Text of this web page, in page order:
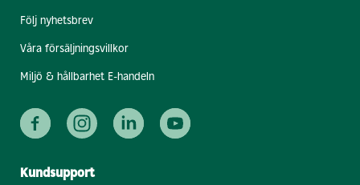
Följ nyhetsbrev
Våra försäljningsvillkor
Miljö & hållbarhet E-handeln
Kundsupport